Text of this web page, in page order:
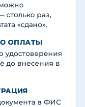
столько раз,
«сдано».
ОПЛАТЫ
удостоверения
до внесения в
в ФИС